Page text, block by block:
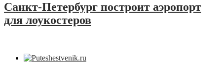
Санкт-Петербург построит аэропорт
для лоукостеров